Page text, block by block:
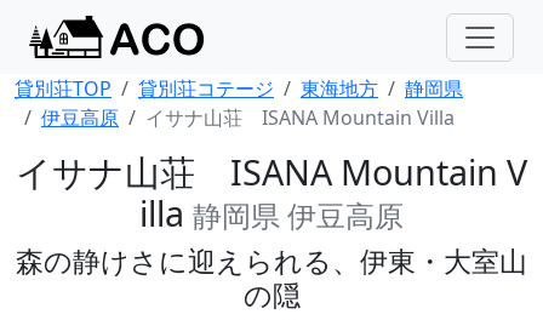
貸別荘TOP 貸別荘コテージ 東海地方
静岡県
伊豆高原
イサナ山荘 ISANA Mountain Villa
イサナ山荘 ISANA Mountain V
illa 静岡県 伊豆高原
森の静けさに迎えられる、伊東・大室山
の隠